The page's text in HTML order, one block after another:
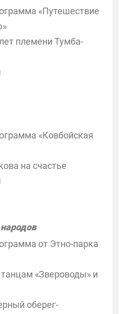
«Путешествие
племени Тумба-
«Ковбойская
на счастье
от Этно-парка
«Звероводы» и
оберег-